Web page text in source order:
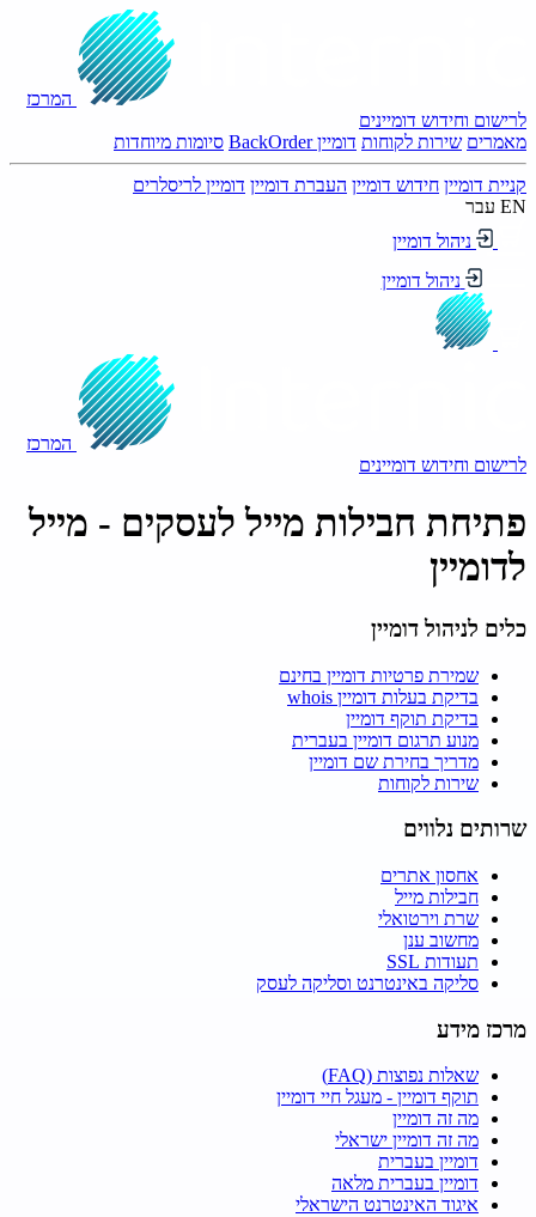
המרכז
לרישום וחידוש דומיינים
מאמרים שירות לקוחות דומיין BackOrder סיומות מיוחדות
קניית דומיין חידוש דומיין העברת דומיין דומיין לריסלרים
EN עבר
ניהול דומיין
ניהול דומיין
המרכז
לרישום וחידוש דומיינים
פתיחת חבילות מייל לעסקים - מייל
לדומיין
כלים לניהול דומיין
שמירת פרטיות דומיין בחינם
בדיקת בעלות דומיין whois
בדיקת תוקף דומיין
מנוע תרגום דומיין בעברית
מדריך בחירת שם דומיין
שירות לקוחות
שרותים נלווים
אחסון אתרים
חבילות מייל
שרת וירטואלי
מחשוב ענן
תעודות SSL
סליקה באינטרנט וסליקה לעסק
מרכז מידע
שאלות נפוצות (FAQ)
תוקף דומיין - מעגל חיי דומיין
מה זה דומיין
מה זה דומיין ישראלי
דומיין בעברית
דומיין בעברית מלאה
איגוד האינטרנט הישראלי